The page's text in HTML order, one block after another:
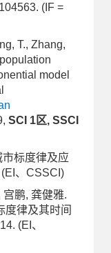
(IF =
T., Zhang,
model
SCI 1区, SSCI
市标度律及应
、CSSCI)
宫鹏, 龚健雅.
律及其时间
(EI、